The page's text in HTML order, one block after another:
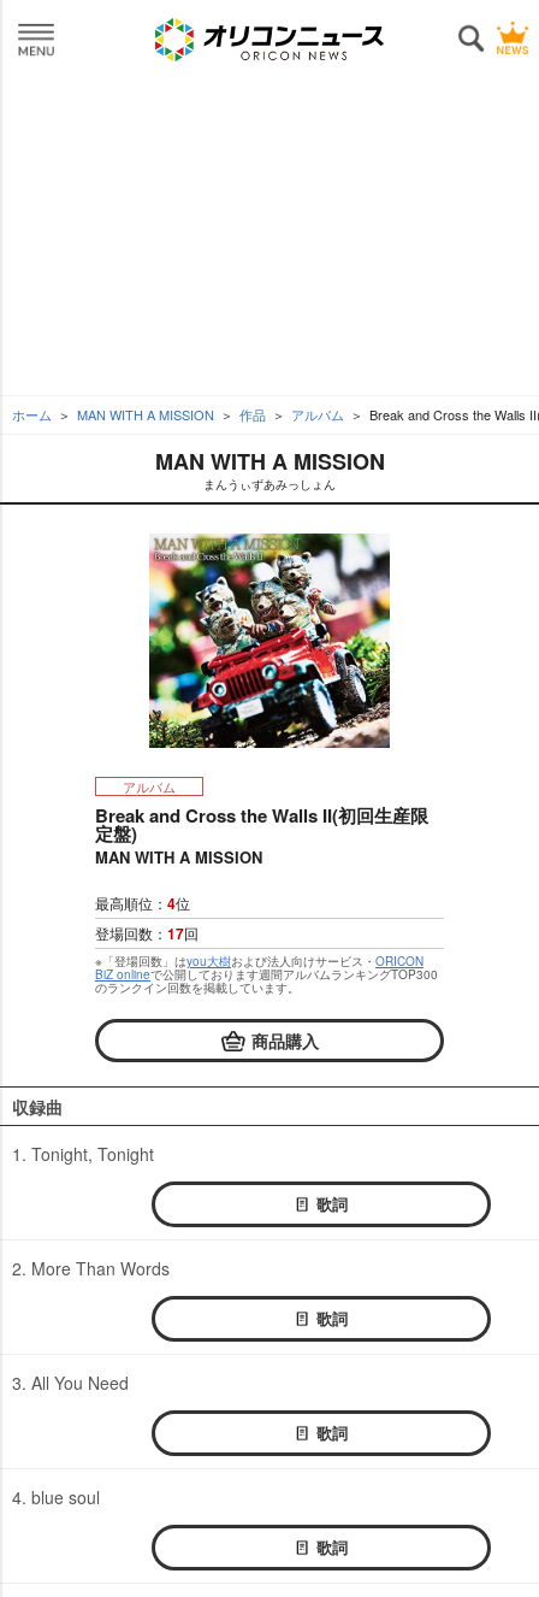
ホーム MAN WITH A MISSION 作品 アルバム Break and Cross the Walls
MAN WITH A MISSION
まんうぃずあみっしょん
アルバム
Break and Cross the Walls II(初回生産限
定盤)
MAN WITH A MISSION
最高順位： 4位
登場回数： 17回
※「登場回数」はyou大樹および法人向けサービス・ ORICON
BiZ onlineで公開しております週間アルバムランキングTOP300
のランクイン回数を掲載しています。
商品購入
収録曲
1. Tonight, Tonight
歌詞
2. More Than Words
歌詞
3. All You Need
歌詞
4. blue soul
歌詞